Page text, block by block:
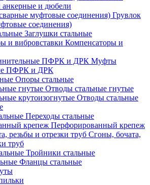
и дюбели
Грувлок
соединения)
Заглушки стальные
Компенсаторы и
Муфты
ПФРК и ДРК
Опоры стальные
Отводы стальные гнутые
Отводы стальные
Переходы стальные
Перфорированный крепеж
Сгоны, бочата,
труб
Тройники стальные
Фланцы стальные